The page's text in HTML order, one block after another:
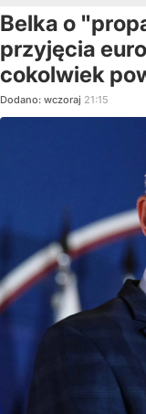
Belka o
przyjęcia
cokolwiek
Dodano: wczoraj 21:15